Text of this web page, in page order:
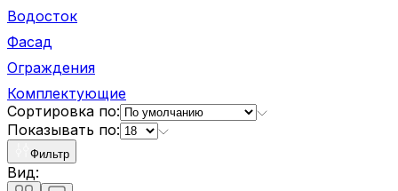
Водосток
Фасад
Ограждения
Комплектующие
Сортировка по:
Показывать по:
Фильтр
Вид: